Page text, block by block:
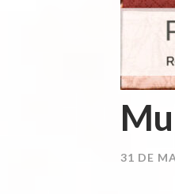
31 DE